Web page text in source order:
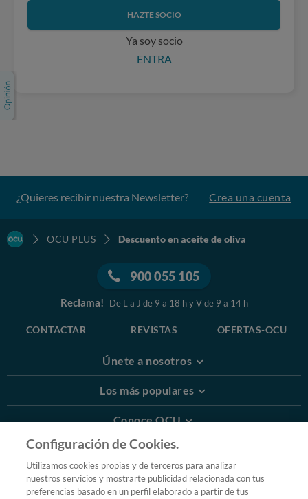
HAZTE SOCIO
Ya soy socio
ENTRA
¿Quieres recibir nuestra Newsletter? Crea una cuenta
OCU PLUS Descuento en aceite de oliva
900 055 105
Reclama! De L a J de 9 a 18 h y V de 9 a 14 h
CONTACTAR REVISTAS OFERTAS-OCU
Únete a nosotros
Los más populares
Conoce OCU
Más Información
© 2026 OCU
Configuración de Cookies.
Utilizamos cookies propias y de terceros para analizar
nuestros servicios y mostrarte publicidad relacionada con tus
preferencias basado en un perfil elaborado a partir de tus